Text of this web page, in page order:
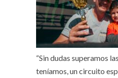
“Sin dudas superamos
teníamos, un circuito